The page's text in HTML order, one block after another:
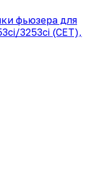
фьюзера для
3253ci (CET),